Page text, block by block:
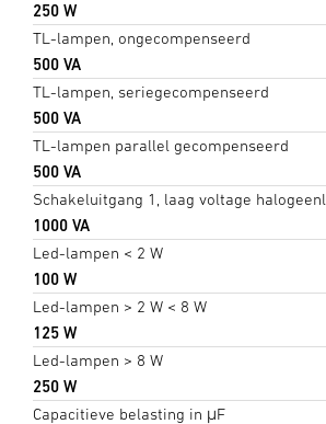
250 W
TL-lampen, ongecompenseerd
500 VA
TL-lampen, seriegecompenseerd
500 VA
TL-lampen parallel gecompenseerd
500 VA
Schakeluitgang 1, laag voltage
1000 VA
Led-lampen < 2 W
100 W
Led-lampen > 2 W < 8 W
125 W
Led-lampen > 8 W
250 W
Capacitieve belasting in μF